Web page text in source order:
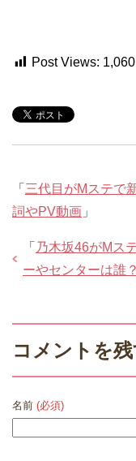
Post Views: 1,060
「 三代目がMステで
詞やPV動画 」
「 乃木坂46がMス
ーやセンターは誰？
コメントを
名前 (必須)